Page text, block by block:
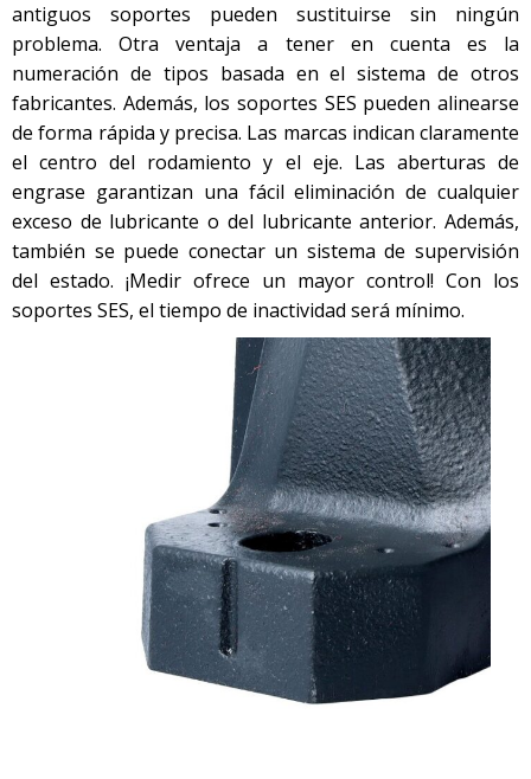
antiguos soportes pueden sustituirse sin ningún
problema. Otra ventaja a tener en cuenta es la
numeración de tipos basada en el sistema de otros
fabricantes. Además, los soportes SES pueden alinearse
de forma rápida y precisa. Las marcas indican claramente
el centro del rodamiento y el eje. Las aberturas de
engrase garantizan una fácil eliminación de cualquier
exceso de lubricante o del lubricante anterior. Además,
también se puede conectar un sistema de supervisión
del estado. ¡Medir ofrece un mayor control! Con los
soportes SES, el tiempo de inactividad será mínimo.